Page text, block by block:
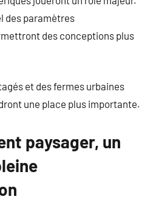
des paramètres
des conceptions plus
et des fermes urbaines
une place plus importante.
paysager, un